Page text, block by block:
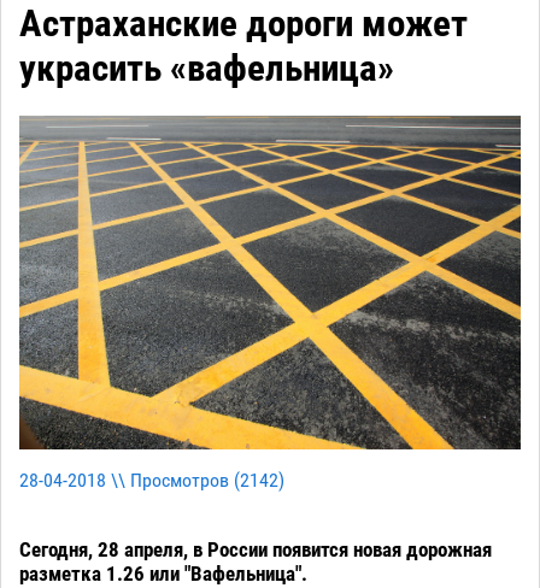
Астраханские дороги может
украсить «вафельница»
28-04-2018 \\ Просмотров (2142)
Сегодня, 28 апреля, в России появится новая дорожная
разметка 1.26 или "Вафельница".